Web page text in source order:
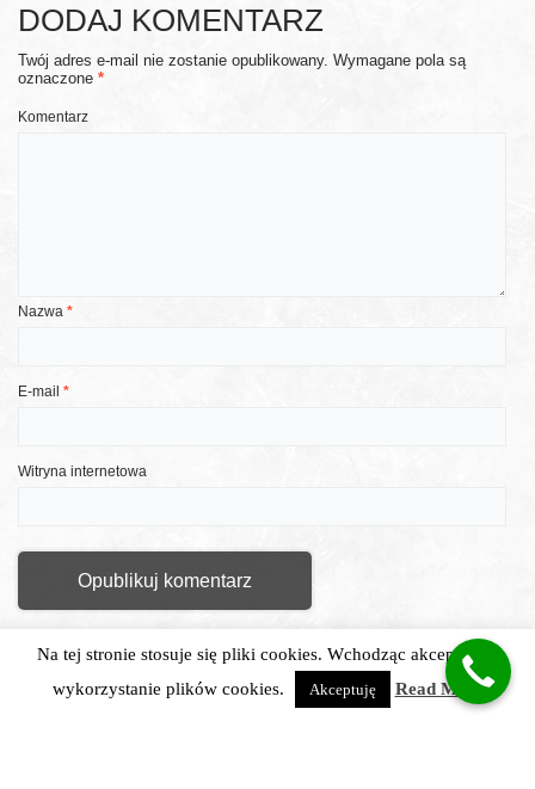
DODAJ KOMENTARZ
Twój adres e-mail nie zostanie opublikowany. Wymagane pola są
oznaczone*
Komentarz
Nazwa*
E-mail*
Witryna internetowa
created by Grafimax
Na tej stronie stosuje się pliki cookies. Wchodząc akceptujesz
wykorzystanie plików cookies.
Akceptuję Read More